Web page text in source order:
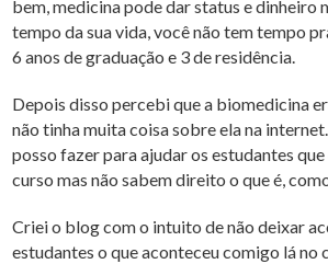
bem, medicina pode dar status e dinheiro
tempo da sua vida, você não tem tempo
6 anos de graduação e 3 de residência.
Depois disso percebi que a biomedicina
não tinha muita coisa sobre ela na
posso fazer para ajudar os estudantes
curso mas não sabem direito o que é,
Criei o blog com o intuito de não deixar
estudantes o que aconteceu comigo lá no